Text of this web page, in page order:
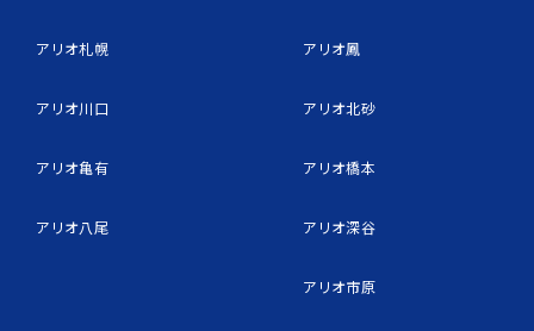
アリオ札幌
アリオ川口
アリオ亀有
アリオ八尾
アリオ鳳
アリオ北砂
アリオ橋本
アリオ深谷
アリオ市原